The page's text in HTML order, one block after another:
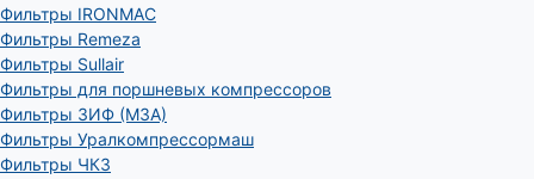
Фильтры IRONMAC
Фильтры Remeza
Фильтры Sullair
Фильтры для поршневых компрессоров
Фильтры ЗИФ (МЗА)
Фильтры Уралкомпрессормаш
Фильтры ЧКЗ